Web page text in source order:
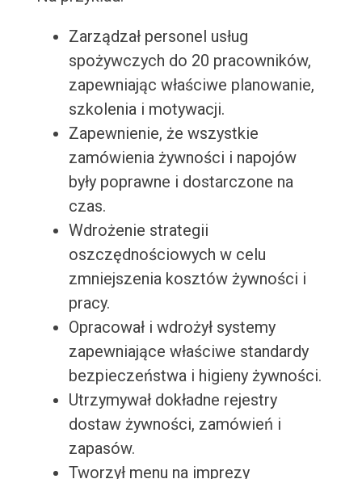
Zarządzał personel usług
spożywczych do 20 pracowników,
zapewniając właściwe planowanie,
szkolenia i motywacji.
Zapewnienie, że wszystkie
zamówienia żywności i napojów
były poprawne i dostarczone na
czas.
Wdrożenie strategii
oszczędnościowych w celu
zmniejszenia kosztów żywności i
pracy.
Opracował i wdrożył systemy
zapewniające właściwe standardy
bezpieczeństwa i higieny żywności.
Utrzymywał dokładne rejestry
dostaw żywności, zamówień i
zapasów.
Tworzył menu na imprezy